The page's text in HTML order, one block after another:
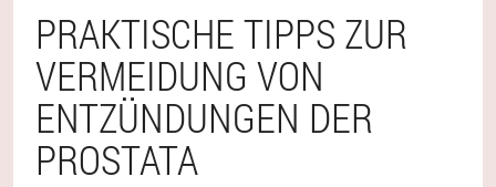
PRAKTISCHE TIPPS ZUR
VERMEIDUNG VON
ENTZÜNDUNGEN DER
PROSTATA